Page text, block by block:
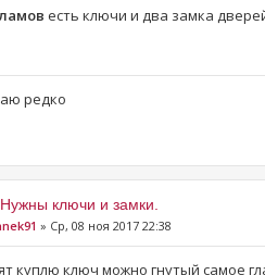
есть ключи и два замка
редко
ключи и замки.
» Ср, 08 ноя 2017 22:38
куплю ключ можно гнутый самое